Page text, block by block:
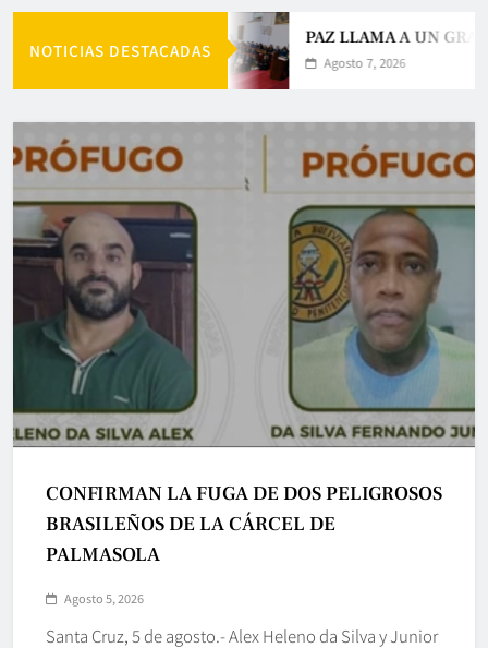
NOTICIAS DESTACADAS
PAZ LLAMA A UN GRAN
Agosto 7, 2026
CONFIRMAN LA FUGA DE DOS PELIGROSOS
BRASILEÑOS DE LA CÁRCEL DE
PALMASOLA
Agosto 5, 2026
Santa Cruz, 5 de agosto.- Alex Heleno da Silva y Junior